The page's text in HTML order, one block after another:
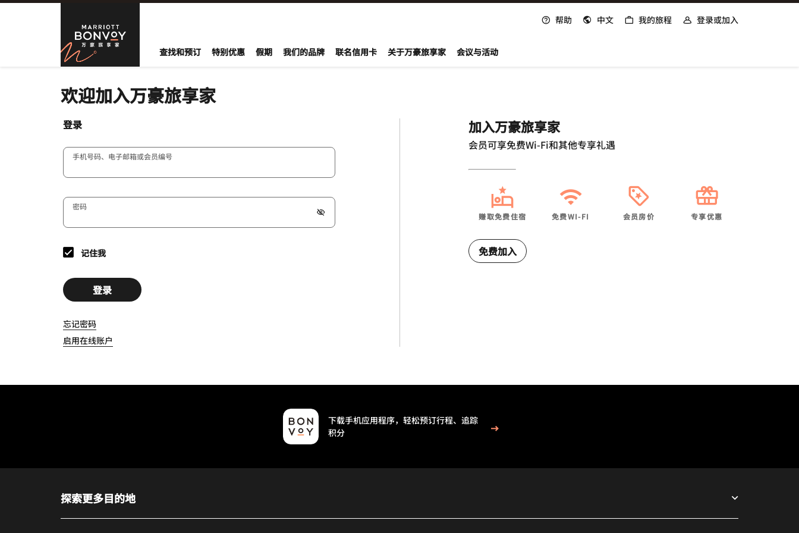
Skip to Content
万豪旅享家
帮助 中文 我的旅程 登录或加入
查找和预订 特别优惠 假期 我们的品牌 联名信用卡 关于万豪旅享家 会议与活动
欢迎加入万豪旅享家
登录
手机号码、电子邮箱或会员编号
密码
记住我
登录
忘记密码
启用在线账户
加入万豪旅享家
会员可享免费Wi-Fi和其他专享礼遇
赚取免费住宿 免费WI-FI 会员房价 专享优惠
免费加入
下载手机应用程序，轻松预订行程、追踪
积分
探索更多目的地